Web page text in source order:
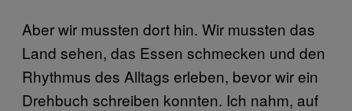
Aber wir mussten dort hin. Wir mussten das
Land sehen, das Essen schmecken und den
Rhythmus des Alltags erleben, bevor wir ein
Drehbuch schreiben konnten. Ich nahm, auf